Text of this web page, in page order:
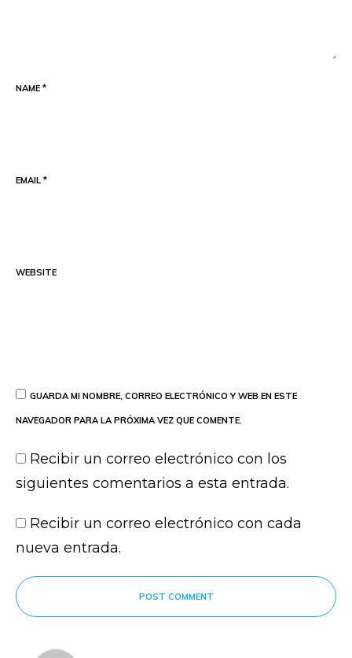
NAME *
EMAIL *
WEBSITE
GUARDA MI NOMBRE, CORREO ELECTRÓNICO Y WEB EN ESTE
NAVEGADOR PARA LA PRÓXIMA VEZ QUE COMENTE.
Recibir un correo electrónico con los
siguientes comentarios a esta entrada.
Recibir un correo electrónico con cada
nueva entrada.
POST COMMENT